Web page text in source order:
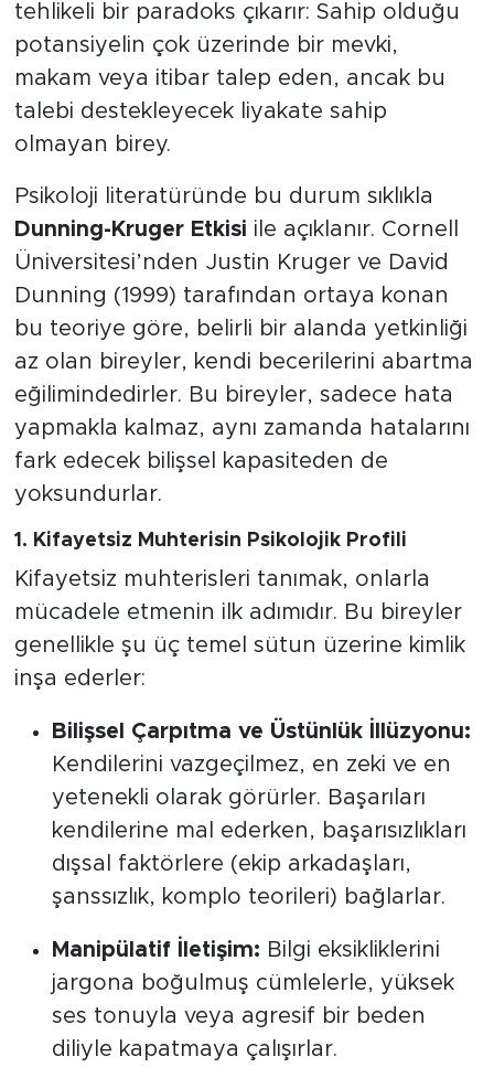
tehlikeli bir paradoks çıkarır: Sahip olduğu
potansiyelin çok üzerinde bir mevki,
makam veya itibar talep eden, ancak bu
talebi destekleyecek liyakate sahip
olmayan birey.
Psikoloji literatüründe bu durum sıklıkla
Dunning-Kruger Etkisi ile açıklanır. Cornell
Üniversitesi’nden Justin Kruger ve David
Dunning (1999) tarafından ortaya konan
bu teoriye göre, belirli bir alanda yetkinliği
az olan bireyler, kendi becerilerini abartma
eğilimindedirler. Bu bireyler, sadece hata
yapmakla kalmaz, aynı zamanda hatalarını
fark edecek bilişsel kapasiteden de
yoksundurlar.
1. Kifayetsiz Muhterisin Psikolojik Profili
Kifayetsiz muhterisleri tanımak, onlarla
mücadele etmenin ilk adımıdır. Bu bireyler
genellikle şu üç temel sütun üzerine kimlik
inşa ederler:
Bilişsel Çarpıtma ve Üstünlük İllüzyonu:
Kendilerini vazgeçilmez, en zeki ve en
yetenekli olarak görürler. Başarıları
kendilerine mal ederken, başarısızlıkları
dışsal faktörlere (ekip arkadaşları,
şanssızlık, komplo teorileri) bağlarlar.
Manipülatif İletişim: Bilgi eksikliklerini
jargona boğulmuş cümlelerle, yüksek
ses tonuyla veya agresif bir beden
diliyle kapatmaya çalışırlar.
MEDYA KÖŞESİ
FOTO GALERİ
ALINTI YAZARLAR
SOSYAL MEDYA